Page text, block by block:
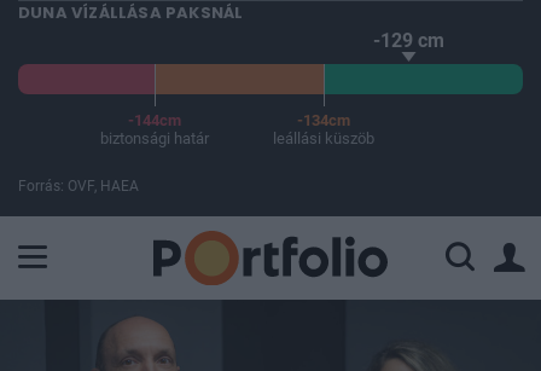
DUNA VÍZÁLLÁSA PAKSNÁL
-129 cm
-144cm
biztonsági határ
-134cm
leállási küszöb
Forrás: OVF, HAEA